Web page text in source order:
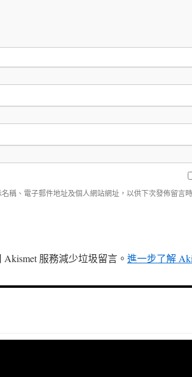
稱、電子郵件地址及個人網站網址，以供下次發佈留言
服務減少垃圾留言。 進一步了解